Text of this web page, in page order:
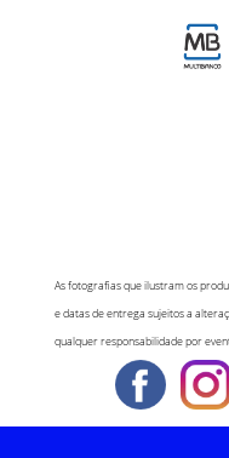
As fotografias que ilustram os
e datas de entrega sujeitos a
qualquer responsabilidade por